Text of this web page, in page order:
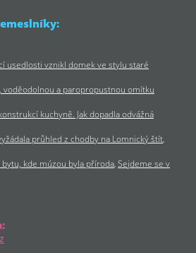
usedlosti vznikl domek ve stylu staré
voděodolnou a paropropustnou omítku
kuchyně. Jak dopadla odvážná
průhled z chodby na Lomnický štít
kde múzou byla příroda Sejdeme se v